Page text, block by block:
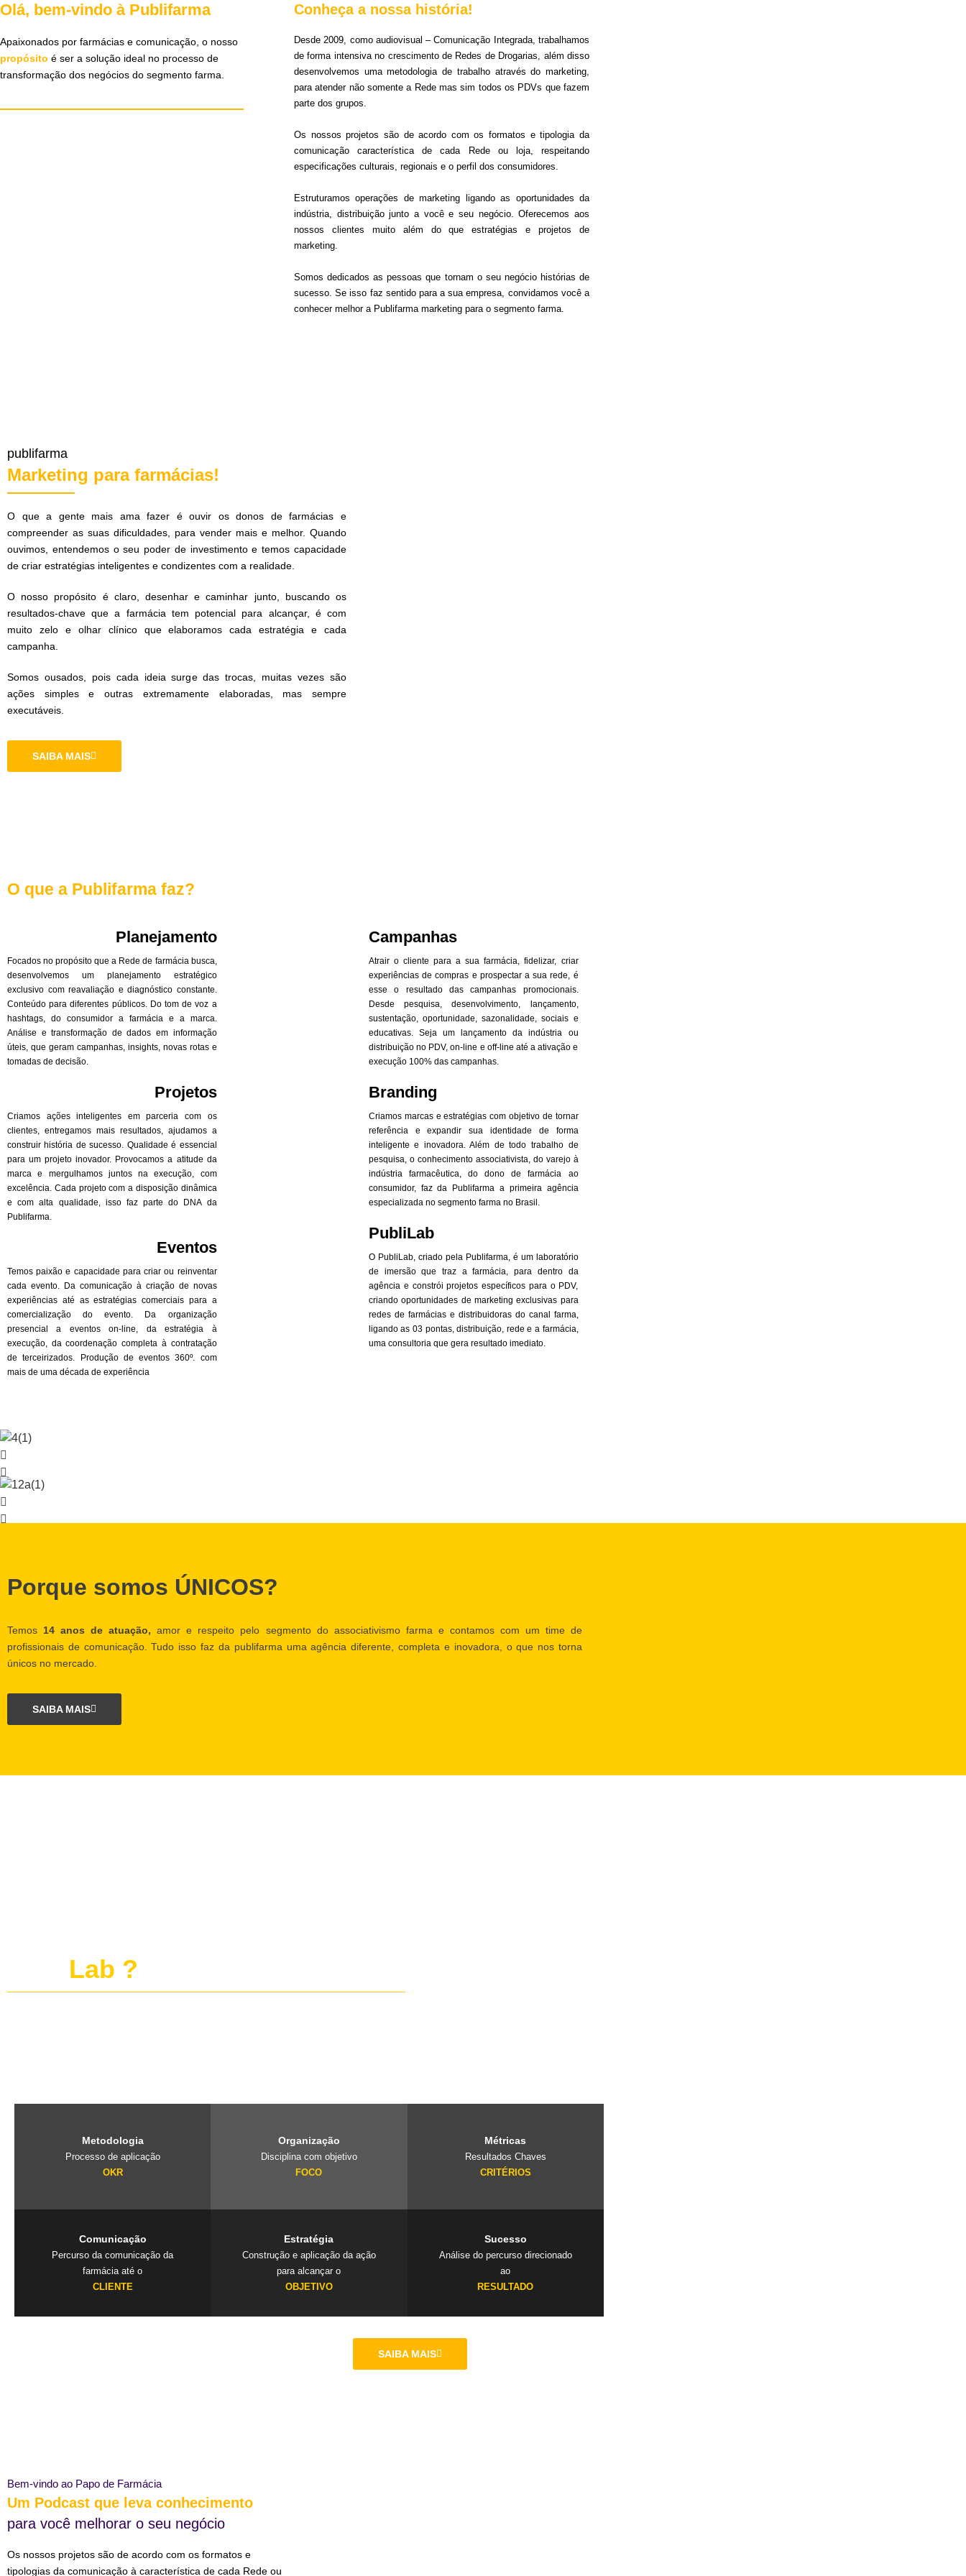
Olá, bem-vindo à Publifarma
Apaixonados por farmácias e comunicação, o nosso
propósito é ser a solução ideal no processo de
transformação dos negócios do segmento farma.
Conheça a nossa história!
Desde 2009, como audiovisual – Comunicação Integrada, trabalhamos
de forma intensiva no crescimento de Redes de Drogarias, além disso
desenvolvemos uma metodologia de trabalho através do marketing,
para atender não somente a Rede mas sim todos os PDVs que fazem
parte dos grupos.
Os nossos projetos são de acordo com os formatos e tipologia da
comunicação característica de cada Rede ou loja, respeitando
especificações culturais, regionais e o perfil dos consumidores.
Estruturamos operações de marketing ligando as oportunidades da
indústria, distribuição junto a você e seu negócio. Oferecemos aos
nossos clientes muito além do que estratégias e projetos de
marketing.
Somos dedicados as pessoas que tornam o seu negócio histórias de
sucesso. Se isso faz sentido para a sua empresa, convidamos você a
conhecer melhor a Publifarma marketing para o segmento farma.
publifarma
Marketing para farmácias!
O que a gente mais ama fazer é ouvir os donos de farmácias e
compreender as suas dificuldades, para vender mais e melhor. Quando
ouvimos, entendemos o seu poder de investimento e temos capacidade
de criar estratégias inteligentes e condizentes com a realidade.
O nosso propósito é claro, desenhar e caminhar junto, buscando os
resultados-chave que a farmácia tem potencial para alcançar, é com
muito zelo e olhar clínico que elaboramos cada estratégia e cada
campanha.
Somos ousados, pois cada ideia surge das trocas, muitas vezes são
ações simples e outras extremamente elaboradas, mas sempre
executáveis.
SAIBA MAIS
O que a Publifarma faz?
Planejamento
Focados no propósito que a Rede de farmácia busca,
desenvolvemos um planejamento estratégico
exclusivo com reavaliação e diagnóstico constante.
Conteúdo para diferentes públicos. Do tom de voz a
hashtags, do consumidor a farmácia e a marca.
Análise e transformação de dados em informação
úteis, que geram campanhas, insights, novas rotas e
tomadas de decisão.
Projetos
Criamos ações inteligentes em parceria com os
clientes, entregamos mais resultados, ajudamos a
construir história de sucesso. Qualidade é essencial
para um projeto inovador. Provocamos a atitude da
marca e mergulhamos juntos na execução, com
excelência. Cada projeto com a disposição dinâmica
e com alta qualidade, isso faz parte do DNA da
Publifarma.
Eventos
Temos paixão e capacidade para criar ou reinventar
cada evento. Da comunicação à criação de novas
experiências até as estratégias comerciais para a
comercialização do evento. Da organização
presencial a eventos on-line, da estratégia à
execução, da coordenação completa à contratação
de terceirizados. Produção de eventos 360º. com
mais de uma década de experiência
Campanhas
Atrair o cliente para a sua farmácia, fidelizar, criar
experiências de compras e prospectar a sua rede, é
esse o resultado das campanhas promocionais.
Desde pesquisa, desenvolvimento, lançamento,
sustentação, oportunidade, sazonalidade, sociais e
educativas. Seja um lançamento da indústria ou
distribuição no PDV, on-line e off-line até a ativação e
execução 100% das campanhas.
Branding
Criamos marcas e estratégias com objetivo de tornar
referência e expandir sua identidade de forma
inteligente e inovadora. Além de todo trabalho de
pesquisa, o conhecimento associativista, do varejo à
indústria farmacêutica, do dono de farmácia ao
consumidor, faz da Publifarma a primeira agência
especializada no segmento farma no Brasil.
PubliLab
O PubliLab, criado pela Publifarma, é um laboratório
de imersão que traz a farmácia, para dentro da
agência e constrói projetos específicos para o PDV,
criando oportunidades de marketing exclusivas para
redes de farmácias e distribuidoras do canal farma,
ligando as 03 pontas, distribuição, rede e a farmácia,
uma consultoria que gera resultado imediato.
Porque somos ÚNICOS?
Temos 14 anos de atuação, amor e respeito pelo segmento do associativismo farma e contamos com um time de
profissionais de comunicação. Tudo isso faz da publifarma uma agência diferente, completa e inovadora, o que nos torna
únicos no mercado.
SAIBA MAIS
Lab ?
Metodologia
Processo de aplicação
OKR
Organização
Disciplina com objetivo
FOCO
Métricas
Resultados Chaves
CRITÉRIOS
Comunicação
Percurso da comunicação da
farmácia até o
CLIENTE
Estratégia
Construção e aplicação da ação
para alcançar o
OBJETIVO
Sucesso
Análise do percurso direcionado
ao
RESULTADO
SAIBA MAIS
Bem-vindo ao Papo de Farmácia
Um Podcast que leva conhecimento
para você melhorar o seu negócio
Os nossos projetos são de acordo com os formatos e
tipologias da comunicação à característica de cada Rede ou